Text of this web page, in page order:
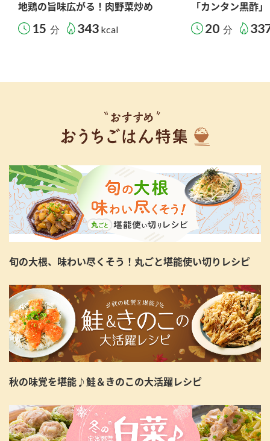
地鶏の旨味広がる！肉野菜炒め
15 分 343 kcal
「カンタン黒酢
20 分
旬の大根、味わい尽くそう！丸ごと堪能使い切りレシピ
秋の味覚を堪能♪鮭＆きのこの大活躍レシピ